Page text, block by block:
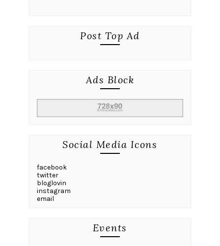
Post Top Ad
Ads Block
Social Media Icons
facebook
twitter
bloglovin
instagram
email
Events